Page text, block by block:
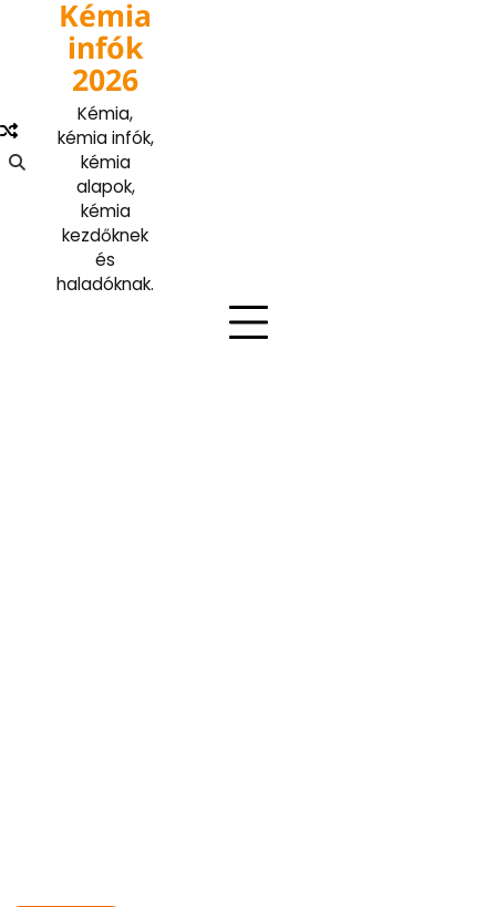
Kémia
infók
2026
Kémia,
kémia infók,
kémia
alapok,
kémia
kezdőknek
és
haladóknak.